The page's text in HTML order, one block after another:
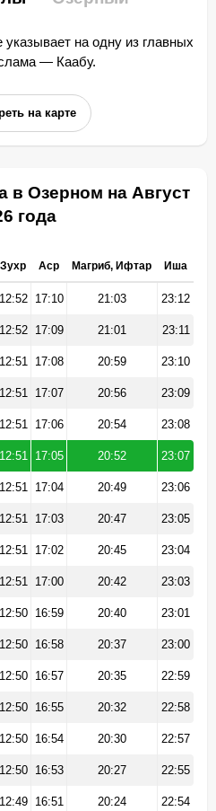
на одну из главных
— Каабу.
на карте
в Озерном на Август
года
Зухр Аср Магриб, Ифтар Иша
12:52 17:10 21:03 23:12
12:52 17:09 21:01 23:11
12:51 17:08 20:59 23:10
12:51 17:07 20:56 23:09
12:51 17:06 20:54 23:08
12:51 17:05 20:52 23:07
12:51 17:04 20:49 23:06
12:51 17:03 20:47 23:05
12:51 17:02 20:45 23:04
12:51 17:00 20:42 23:03
12:50 16:59 20:40 23:01
12:50 16:58 20:37 23:00
12:50 16:57 20:35 22:59
12:50 16:55 20:32 22:58
12:50 16:54 20:30 22:57
12:50 16:53 20:27 22:55
12:49 16:51 20:24 22:54